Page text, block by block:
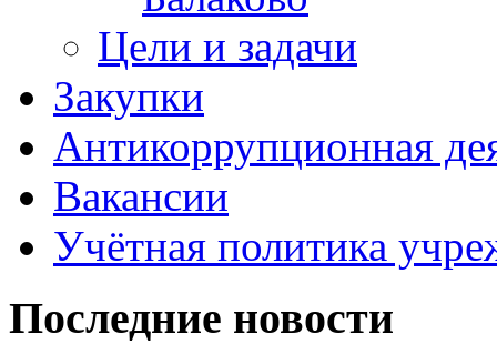
Цели и задачи
Закупки
Антикоррупционная
Вакансии
Учётная политика
Последние новости